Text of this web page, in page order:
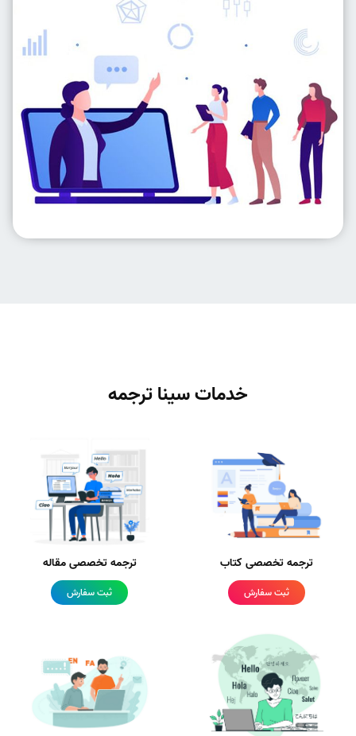
خدمات سینا ترجمه
ترجمه تخصصی کتاب
ثبت سفارش
ترجمه تخصصی مقاله
ثبت سفارش